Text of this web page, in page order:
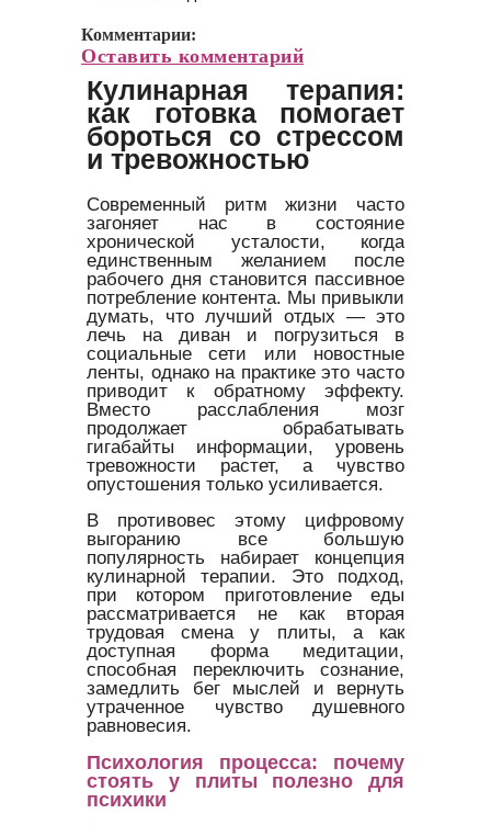
Комментарии:
Оставить комментарий
Кулинарная терапия:
как готовка помогает
бороться со стрессом
и тревожностью
Современный ритм жизни часто
загоняет нас в состояние
хронической усталости, когда
единственным желанием после
рабочего дня становится пассивное
потребление контента. Мы привыкли
думать, что лучший отдых — это
лечь на диван и погрузиться в
социальные сети или новостные
ленты, однако на практике это часто
приводит к обратному эффекту.
Вместо расслабления мозг
продолжает обрабатывать
гигабайты информации, уровень
тревожности растет, а чувство
опустошения только усиливается.
В противовес этому цифровому
выгоранию все большую
популярность набирает концепция
кулинарной терапии. Это подход,
при котором приготовление еды
рассматривается не как вторая
трудовая смена у плиты, а как
доступная форма медитации,
способная переключить сознание,
замедлить бег мыслей и вернуть
утраченное чувство душевного
равновесия.
Психология процесса: почему
стоять у плиты полезно для
психики